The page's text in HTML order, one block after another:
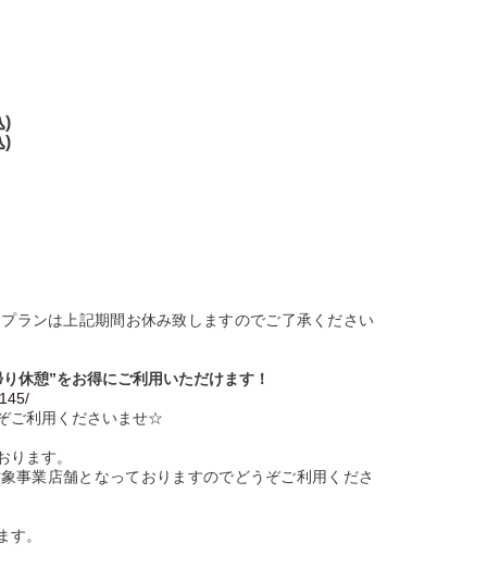
)
)
ランは上記期間お休み致しますのでご了承ください
休憩”をお得にご利用いただけます！
ご利用くださいませ☆
ます。
事業店舗となっておりますのでどうぞご利用くださ
。